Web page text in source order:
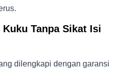
Tanpa Sikat Isi
dilengkapi dengan garansi